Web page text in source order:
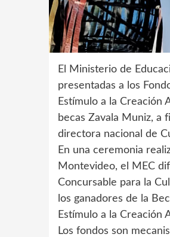
El Ministerio de
presentadas a los
Estímulo a la Creación
becas Zavala Muniz, a
directora nacional de
En una ceremonia
Montevideo, el MEC
Concursable para la
los ganadores de la
Estímulo a la Creación
Los fondos son